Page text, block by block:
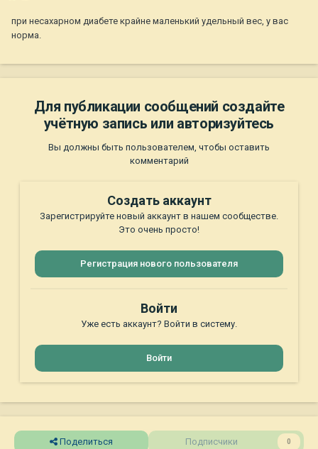
при несахарном диабете крайне маленький удельный вес, у вас
норма.
Для публикации сообщений создайте
учётную запись или авторизуйтесь
Вы должны быть пользователем, чтобы оставить
комментарий
Создать аккаунт
Зарегистрируйте новый аккаунт в нашем сообществе.
Это очень просто!
Регистрация нового пользователя
Войти
Уже есть аккаунт? Войти в систему.
Войти
Поделиться Подписчики 0